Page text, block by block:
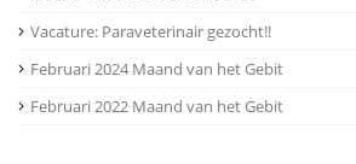
Vacature: Paraveterinair gezocht!!
Februari 2024 Maand van het Gebit
Februari 2022 Maand van het Gebit